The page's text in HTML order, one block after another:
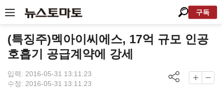
구독
(특징주)멕아이씨에스, 17억 규모 인공
호흡기 공급계약에 강세
입력: 2016-05-31 13:11:23
수정: 2016-05-31 13:11:23